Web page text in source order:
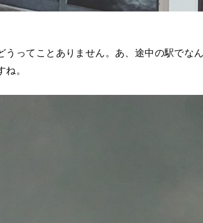
ってことありません。あ、途中の駅でな
。